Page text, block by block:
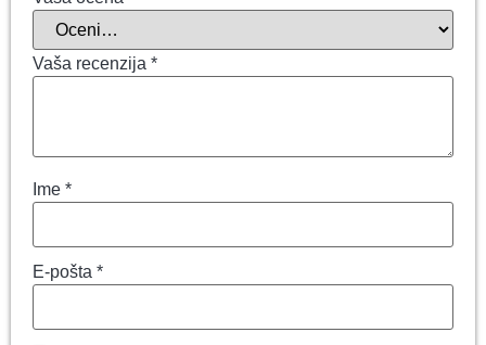
Vaša recenzija *
Ime *
E-pošta *